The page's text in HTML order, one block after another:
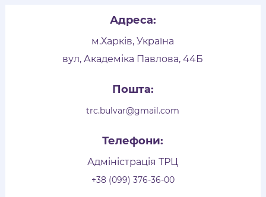
Адреса:
м.Харків, Україна
вул, Академіка Павлова, 44Б
Пошта:
trc.bulvar@gmail.com
Телефони:
Адміністрація ТРЦ
+38 (099) 376-36-00